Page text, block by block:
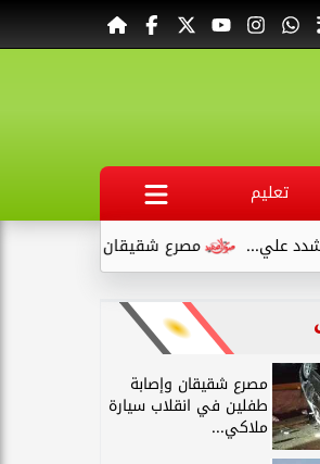
تعليم
مصرع شقيقان وإصابة طفلين في
مصرع شقيقان وإصابة
طفلين في انقلاب سيارة
ملاكي...